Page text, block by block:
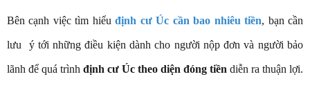
Bên cạnh việc tìm hiểuđịnh cư Úc cần bao nhiêu tiền, bạn cần
lưu ý tới những điều kiện dành cho người nộp đơn và người bảo
lãnh để quá trình định cư Úc theo diện đóng tiền diễn ra thuận lợi.